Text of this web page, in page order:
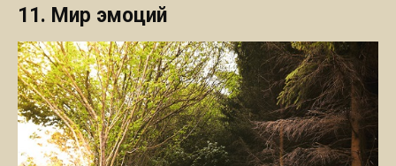
11. Мир эмоций